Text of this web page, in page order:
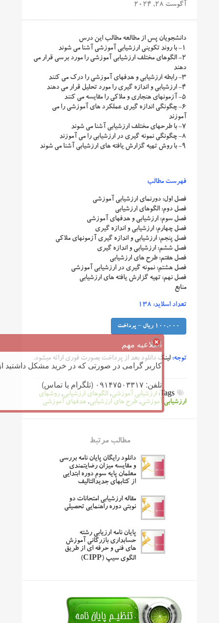
آگوست 28, 2024
دانشجویان پس از مطالعه مطالب این درس
1- با روند تکوینی ارزشیابی آموزشی آشنا می شوند
2- الگوهای مختلف ارزشیابی آموزشی را مورد برسی قرار می
دهند
3- رابطه ارزشیابی و هدفهای آموزشی را درک می کنند
4- ارزشیابی و اندازه گیری را مورد تحلیل قرار می دهند
5- آزمونهای هنجاری و ملاکی را مقایسه می کنند
6- چگونگی اندازه گیری عملکرد های آموزشی را می
آموزند
7- با طرحهای مختلف ارزشیابی آشنا می شوند
8- چگونگی نمونه گیری در ارزشیابی را می آموزند
9- با روش تهیه گزارش یافته های ارزشیابی آشنا می شوند
فهرست مطالب
فصل اول: دورنمای ارزشیابی آموزشی
فصل دوم: الگوهای ارزشیابی
فصل سوم: ارزشیابی و هدفهای آموزشی
فصل چهارم: ارزشیابی و اندازه گیری
فصل پنجم: ارزشیابی و اندازه گیری آزمونهای ملاکی
فصل ششم: ارزشیابی و اندازه گیری
فصل هفتم: طرح های ارزشیابی
فصل هشتم: نمونه گیری در ارزشیابی آموزشی
فصل نهم: تهیه گزارش یافته های ارزشیابی
منابع
تعداد اسلاید: 138
100,000 ریال – پرداخت
توجه: لینک دانلود بعد از پرداخت بصورت فوری ارائه میشود.
Tags: ارزشیابی آموزشی,الگوهای ارزشیابی,روشهای
ارزشیابی آموزشی,طرح های ارزشیابی,هدفهای آموزشی
مطالب مرتبط
دانلود رایگان پایان نامه بررسی
و مقایسه میزان رضایتمندی
معلمان پایه سوم دوره ابتدایی
از کتابهای جدیدالتالیف
مقاله ارزشیابی امتحانات دو
نوبتی دوره راهنمایی تحصیلی
پایان نامه ارزیابی رشته
حسابداری بازرگانی آموزش
های فنی و حرفه ای از طریق
الگوی سیپ (CIPP)
اطلاعیه مهم
کاربر گرامی در صورتی که در خرید مشکل داشتید
تلفن: ۰۹۱۴۷۵۰۳۳۱۷ (تلگرام یا تماس)